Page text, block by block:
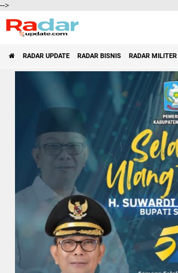
-->
RADAR UPDATE RADAR BISNIS RADAR MILITER